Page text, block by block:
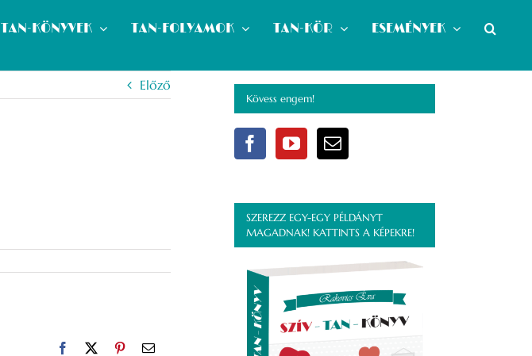
TAN-KÖNYVEK TAN-FOLYAMOK TAN-KÖR ESEMÉNYEK
Előző
Facebook PinterestEmail:
Kövess engem!
SZEREZZ EGY-EGY PÉLDÁNYT
MAGADNAK! KATTINTS A KÉPEKRE!